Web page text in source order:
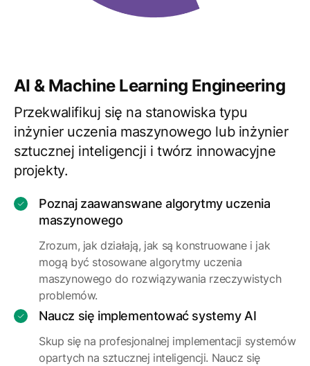
AI & Machine Learning Engineering
Przekwalifikuj się na stanowiska typu
inżynier uczenia maszynowego lub inżynier
sztucznej inteligencji i twórz innowacyjne
projekty.
Poznaj zaawanswane algorytmy uczenia
maszynowego
Zrozum, jak działają, jak są konstruowane i jak
mogą być stosowane algorytmy uczenia
maszynowego do rozwiązywania rzeczywistych
problemów.
Naucz się implementować systemy AI
Skup się na profesjonalnej implementacji systemów
opartych na sztucznej inteligencji. Naucz się